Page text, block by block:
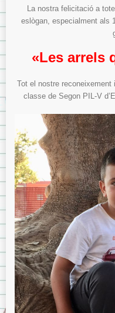
La nostra felicitació a
eslògan, especialment als
«Les arrels
Tot el nostre reconeixement
classe de Segon PIL-V